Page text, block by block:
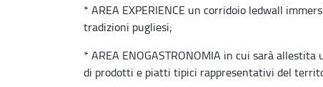
* AREA EXPERIENCE un corridoio ledwall
tradizioni pugliesi;
* AREA ENOGASTRONOMIA in cui sarà
di prodotti e piatti tipici rappresentativi del